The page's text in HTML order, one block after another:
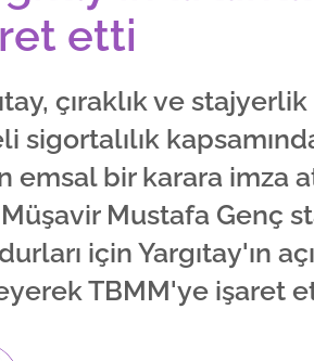
etti
çıraklık ve
sigortalılık
emsal bir karara imza
Mustafa Genç
için Yargıtay'ın
TBMM'ye işaret